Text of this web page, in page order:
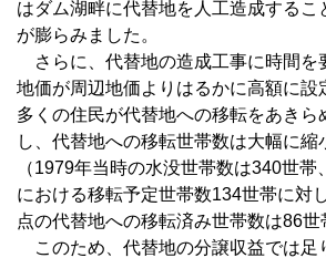
はダム湖畔に代替地を人工造成するこ
が膨らみました。
さらに、代替地の造成工事に時間を
地価が周辺地価よりはるかに高額に設
多くの住民が代替地への移転をあきら
し、代替地への移転世帯数は大幅に縮
（1979年当時の水没世帯数は340世
における移転予定世帯数134世帯に対
点の代替地への移転済み世帯数は86世
このため、代替地の分譲収益では足